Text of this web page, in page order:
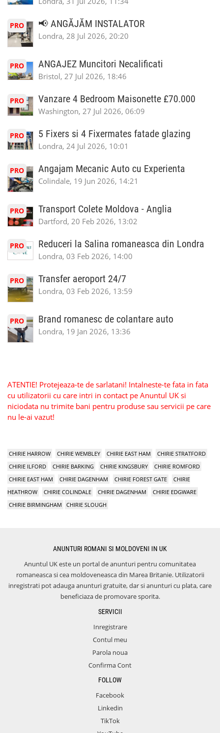
PRO 📢 ANGĂJĂM INSTALATOR
Londra, 28 Jul 2026, 20:20
PRO ANGAJEZ Muncitori Necalificati
Bristol, 27 Jul 2026, 18:46
PRO Vanzare 4 Bedroom Maisonette £70.000
Washington, 27 Jul 2026, 06:09
PRO 5 Fixers si 4 Fixermates fatade glazing
Londra, 24 Jul 2026, 10:01
PRO Angajam Mecanic Auto cu Experienta
Colindale, 19 Jun 2026, 14:21
PRO Transport Colete Moldova - Anglia
Dartford, 20 Feb 2026, 13:02
PRO Reduceri la Salina romaneasca din Londra
Londra, 03 Feb 2026, 14:00
PRO Transfer aeroport 24/7
Londra, 03 Feb 2026, 13:59
PRO Brand romanesc de colantare auto
Londra, 19 Jan 2026, 13:36
ATENTIE! Protejeaza-te de sarlatani! Intalneste-te fata in fata
cu utilizatorii cu care intri in contact pe Anuntul UK si
niciodata nu trimite bani pentru produse sau servicii pe care
nu le-ai vazut!
CHIRIE HARROW CHIRIE WEMBLEY CHIRIE EAST HAM
CHIRIE STRATFORD
CHIRIE ILFORD
CHIRIE BARKING CHIRIE KINGSBURY
CHIRIE ROMFORD
CHIRIE EAST HAM
CHIRIE DAGENHAM CHIRIE FOREST GATE
CHIRIE
HEATHROW
CHIRIE COLINDALE CHIRIE DAGENHAM
CHIRIE EDGWARE
CHIRIE BIRMINGHAM
CHIRIE SLOUGH
ANUNTURI ROMANI SI MOLDOVENI IN UK
Anuntul UK este un portal de anunturi pentru comunitatea
romaneasca si cea moldoveneasca din Marea Britanie. Utilizatorii
inregistrati pot adauga anunturi gratuite, dar si anunturi cu plata, care
beneficiaza de promovare sporita.
SERVICII
Inregistrare
Contul meu
Parola noua
Confirma Cont
FOLLOW
Facebook
Linkedin
TikTok